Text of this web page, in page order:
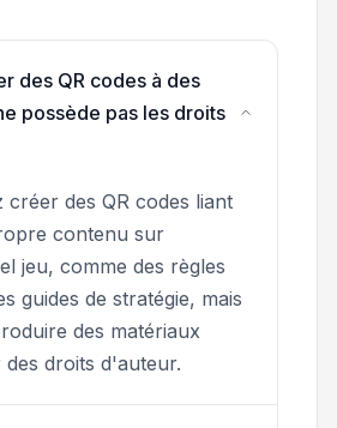
des QR codes à des
possède pas les droits
créer des QR codes liant
contenu sur
jeu, comme des règles
guides de stratégie, mais
des matériaux
droits d'auteur.